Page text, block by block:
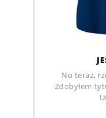
No teraz,
Zdobyłem